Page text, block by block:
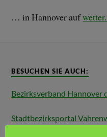
… in Hannover auf
BESUCHEN SIE AUCH:
Bezirksverband Hannover
Stadtbezirksportal